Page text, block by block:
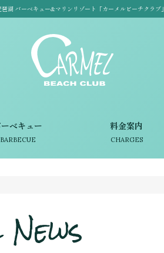
琶湖 バーベキュー&マリンリゾート「カーメルビーチクラブ」
ベキュー
BARBECUE
料金案内
CHARGES